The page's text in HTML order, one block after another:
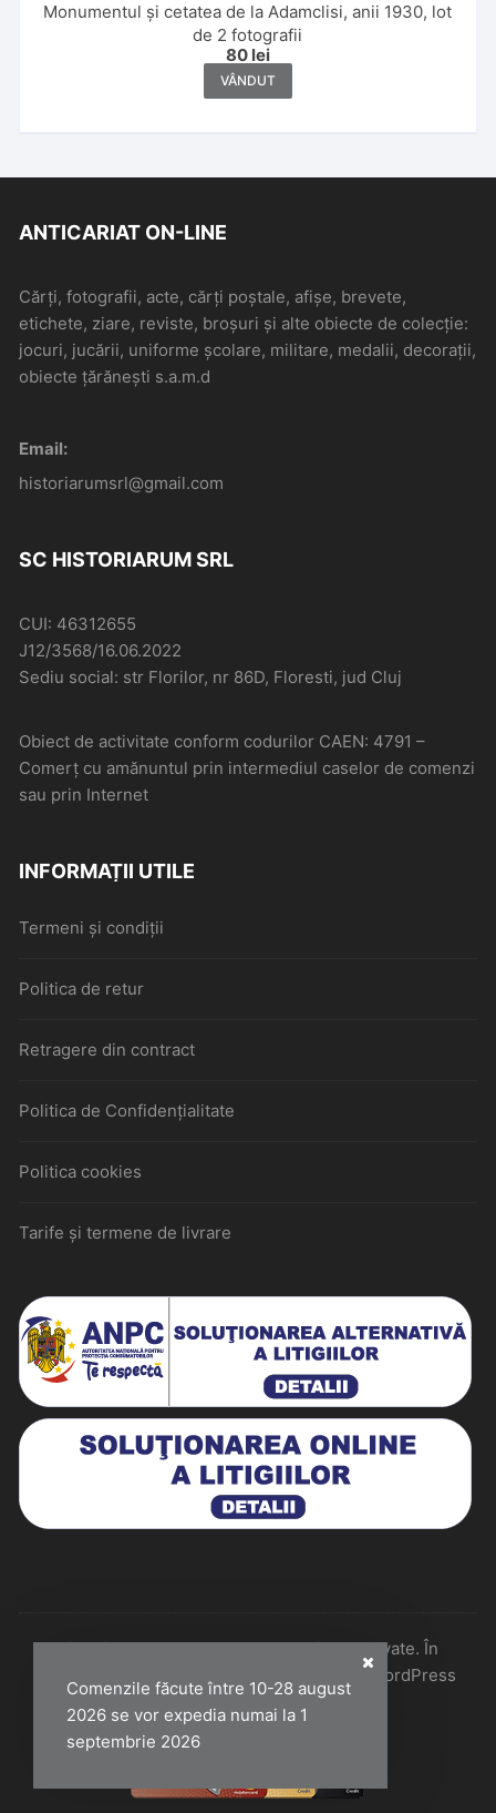
Comenzile făcute între 10-28 august
2026 se vor expedia numai la 1
septembrie 2026
Monumentul și cetatea de la Adamclisi, anii 1930, lot
de 2 fotografii
80 lei
VÂNDUT
ANTICARIAT ON-LINE
Cărți, fotografii, acte, cărți poștale, afișe, brevete,
etichete, ziare, reviste, broșuri și alte obiecte de colecție:
jocuri, jucării, uniforme școlare, militare, medalii, decorații,
obiecte țărănești s.a.m.d
Email:
historiarumsrl@gmail.com
SC HISTORIARUM SRL
CUI: 46312655
J12/3568/16.06.2022
Sediu social: str Florilor, nr 86D, Floresti, jud Cluj
Obiect de activitate conform codurilor CAEN: 4791 –
Comerţ cu amănuntul prin intermediul caselor de comenzi
sau prin Internet
INFORMAȚII UTILE
Termeni și condiții
Politica de retur
Retragere din contract
Politica de Confidențialitate
Politica cookies
Tarife și termene de livrare
Historiarum 2026 - Toate drepturile rezervate. În
colaborare cu Perfect Pixel & Mentenanță WordPress